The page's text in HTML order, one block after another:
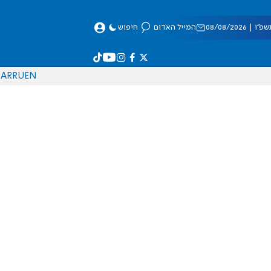
08/2026 המייל האדום חיפוש
EN
RU
AR